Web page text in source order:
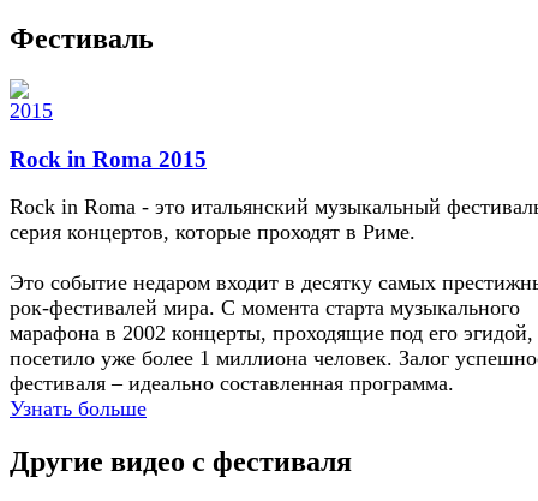
Фестиваль
Rock in Roma 2015
Rock in Roma - это итальянский музыкальный
серия концертов, которые проходят в Риме.
Это событие недаром входит в десятку самых
рок-фестивалей мира. С момента старта музыкального
марафона в 2002 концерты, проходящие под его эгидой,
посетило уже более 1 миллиона человек. Залог
фестиваля – идеально составленная программа.
Узнать больше
Другие видео с фестиваля